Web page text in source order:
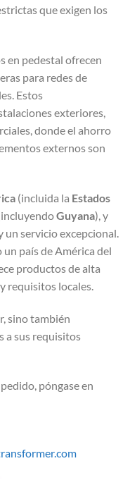
que exigen los
en pedestal ofrecen
para redes de
Estos
exteriores,
donde el ahorro
externos son
(incluida la Estados
Guyana), y
un servicio excepcional.
un país de América del
productos de alta
requisitos locales.
sino también
a sus requisitos
póngase en